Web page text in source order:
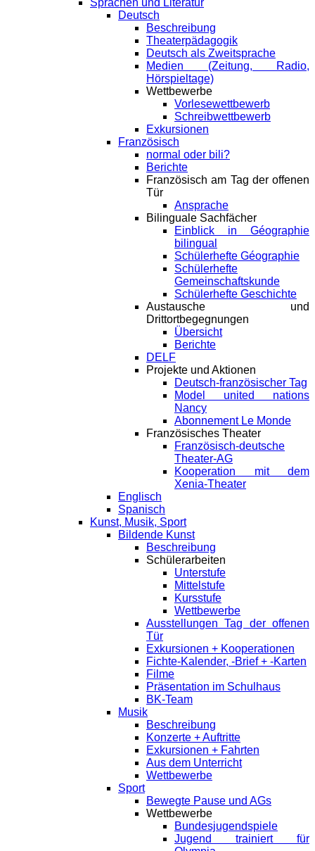
Deutsch
Beschreibung
Theaterpädagogik
Deutsch als Zweitsprache
Medien (Zeitung, Radio,
Hörspieltage)
Wettbewerbe
Vorlesewettbewerb
Schreibwettbewerb
Exkursionen
Französisch
normal oder bili?
Berichte
Französisch am Tag der offenen
Tür
Ansprache
Bilinguale Sachfächer
Einblick in Géographie
bilingual
Schülerhefte Géographie
Schülerhefte
Gemeinschaftskunde
Schülerhefte Geschichte
Austausche und
Drittortbegegnungen
Übersicht
Berichte
DELF
Projekte und Aktionen
Deutsch-französischer Tag
Model united nations
Nancy
Abonnement Le Monde
Französisches Theater
Französisch-deutsche
Theater-AG
Kooperation mit dem
Xenia-Theater
Englisch
Spanisch
Kunst, Musik, Sport
Bildende Kunst
Beschreibung
Schülerarbeiten
Unterstufe
Mittelstufe
Kursstufe
Wettbewerbe
Ausstellungen Tag der offenen
Tür
Exkursionen + Kooperationen
Fichte-Kalender, -Brief + -Karten
Filme
Präsentation im Schulhaus
BK-Team
Musik
Beschreibung
Konzerte + Auftritte
Exkursionen + Fahrten
Aus dem Unterricht
Wettbewerbe
Sport
Bewegte Pause und AGs
Wettbewerbe
Bundesjugendspiele
Jugend trainiert für